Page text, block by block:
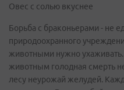
Овес с солью вкуснее
Борьба с браконьерами - не
природоохранного
животными нужно
животным голодная смерть
лесу неурожай желудей.